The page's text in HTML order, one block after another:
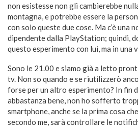
non esistesse non gli cambierebbe
montagna, e potrebbe essere la
con solo queste due cose. Ma c’è una
dipendente dalla PlayStation; quindi,
questo esperimento con lui, ma in una
Sono le 21.00 e siamo già a letto
tv. Non so quando e se riutilizzerò
forse per un altro esperimento? In fin
abbastanza bene, non ho sofferto
smartphone, anche se la prima cosa
secondo me, sarà controllare le